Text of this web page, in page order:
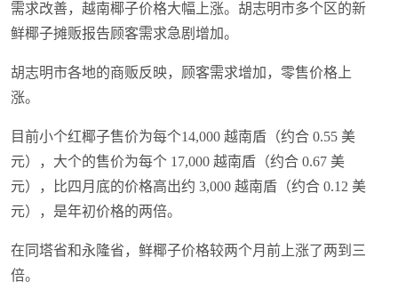
需求改善，越南椰子价格大幅上涨。胡志明市多个区的新
鲜椰子摊贩报告顾客需求急剧增加。
胡志明市各地的商贩反映，顾客需求增加，零售价格上
涨。
目前小个红椰子售价为每个14,000 越南盾（约合 0.55 美
元），大个的售价为每个 17,000 越南盾（约合 0.67 美
元），比四月底的价格高出约 3,000 越南盾（约合 0.12 美
元），是年初价格的两倍。
在同塔省和永隆省，鲜椰子价格较两个月前上涨了两到三
倍。